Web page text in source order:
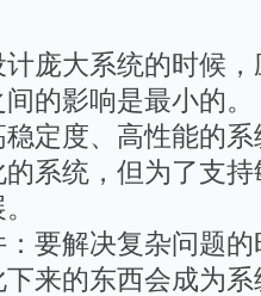
庞大系统的时候
的影响是最小的。
定度、高性能的
系统，但为了支
要解决复杂问题
来的东西会成为